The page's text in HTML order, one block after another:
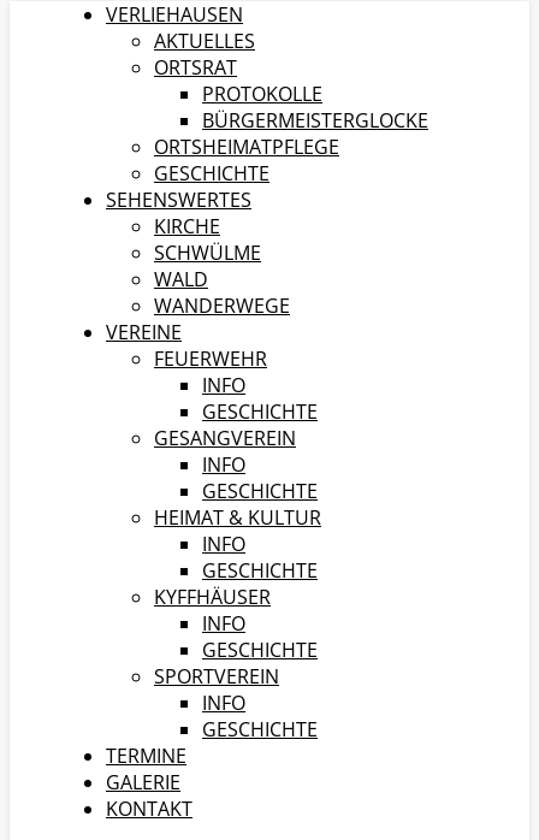
VERLIEHAUSEN
AKTUELLES
ORTSRAT
PROTOKOLLE
BÜRGERMEISTERGLOCKE
ORTSHEIMATPFLEGE
GESCHICHTE
SEHENSWERTES
KIRCHE
SCHWÜLME
WALD
WANDERWEGE
VEREINE
FEUERWEHR
INFO
GESCHICHTE
GESANGVEREIN
INFO
GESCHICHTE
HEIMAT & KULTUR
INFO
GESCHICHTE
KYFFHÄUSER
INFO
GESCHICHTE
SPORTVEREIN
INFO
GESCHICHTE
TERMINE
GALERIE
KONTAKT